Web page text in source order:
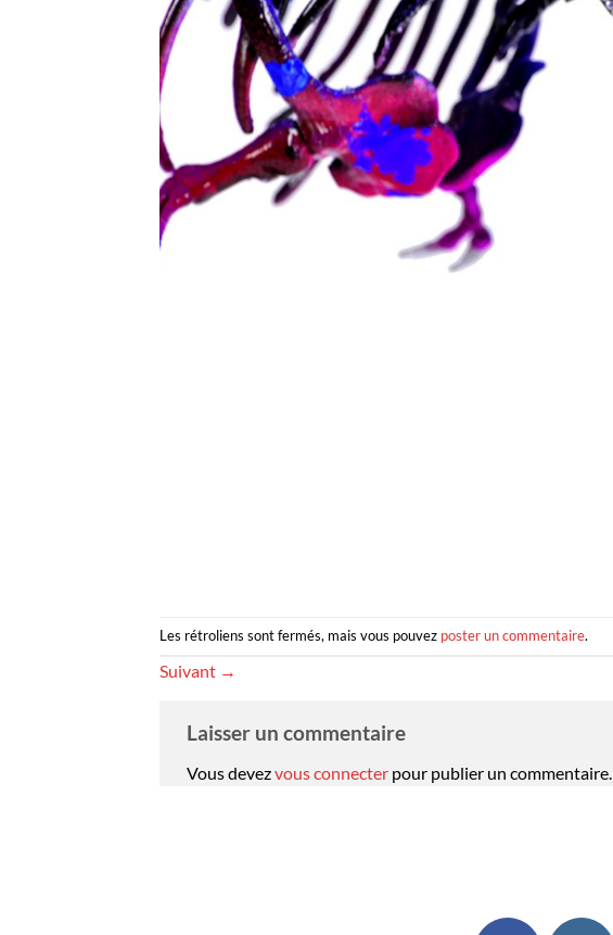
Les rétroliens sont fermés, mais vous pouvez poster un commentaire.
Suivant →
Laisser un commentaire
Vous devezvous connecter pour publier un commentaire.